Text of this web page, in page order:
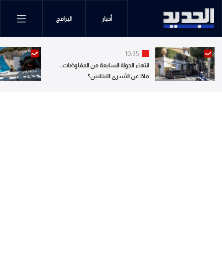
أخبار البرامج
10:35
انتهاء الجولة السابعة من المفاوضات..
ماذا عن الأسرى اللبنانيين؟